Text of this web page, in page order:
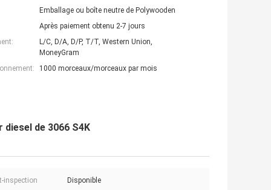
Emballage ou boîte neutre de Polywooden
Après paiement obtenu 2-7 jours
L/C, D/A, D/P, T/T, Western Union,
MoneyGram
1000 morceaux/morceaux par mois
diesel de 3066 S4K
inspection
Disponible